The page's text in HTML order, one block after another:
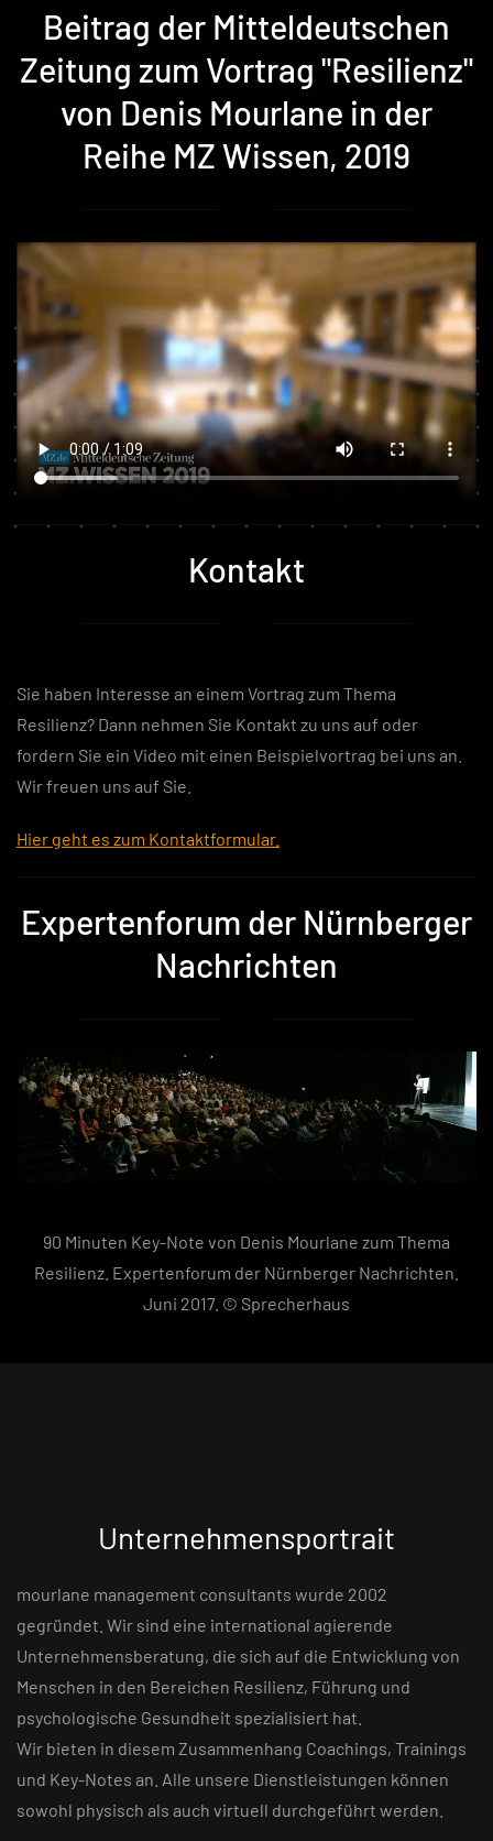
Beitrag der Mitteldeutschen
Zeitung zum Vortrag "Resilienz"
von Denis Mourlane in der
Reihe MZ Wissen, 2019
Kontakt
Sie haben Interesse an einem Vortrag zum Thema
Resilienz? Dann nehmen Sie Kontakt zu uns auf oder
fordern Sie ein Video mit einen Beispielvortrag bei uns an.
Wir freuen uns auf Sie.
Hier geht es zum Kontaktformular.
Expertenforum der Nürnberger
Nachrichten
90 Minuten Key-Note von Denis Mourlane zum Thema
Resilienz. Expertenforum der Nürnberger Nachrichten.
Juni 2017. © Sprecherhaus
Unternehmensportrait
mourlane management consultants wurde 2002
gegründet. Wir sind eine international agierende
Unternehmensberatung, die sich auf die Entwicklung von
Menschen in den Bereichen Resilienz, Führung und
psychologische Gesundheit spezialisiert hat.
Wir bieten in diesem Zusammenhang Coachings, Trainings
und Key-Notes an. Alle unsere Dienstleistungen können
sowohl physisch als auch virtuell durchgeführt werden.